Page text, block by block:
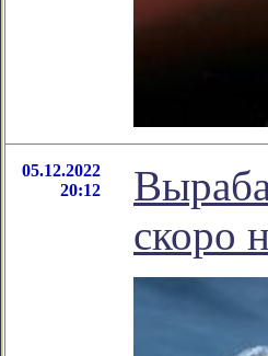
05.12.2022
20:12
скоро